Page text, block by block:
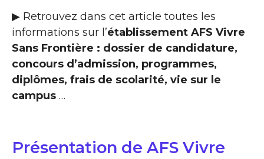
▶ Retrouvez dans cet article toutes les
informations sur l’établissement AFS Vivre
Sans Frontière : dossier de candidature,
concours d’admission, programmes,
diplômes, frais de scolarité, vie sur le
campus …
Présentation de AFS Vivre